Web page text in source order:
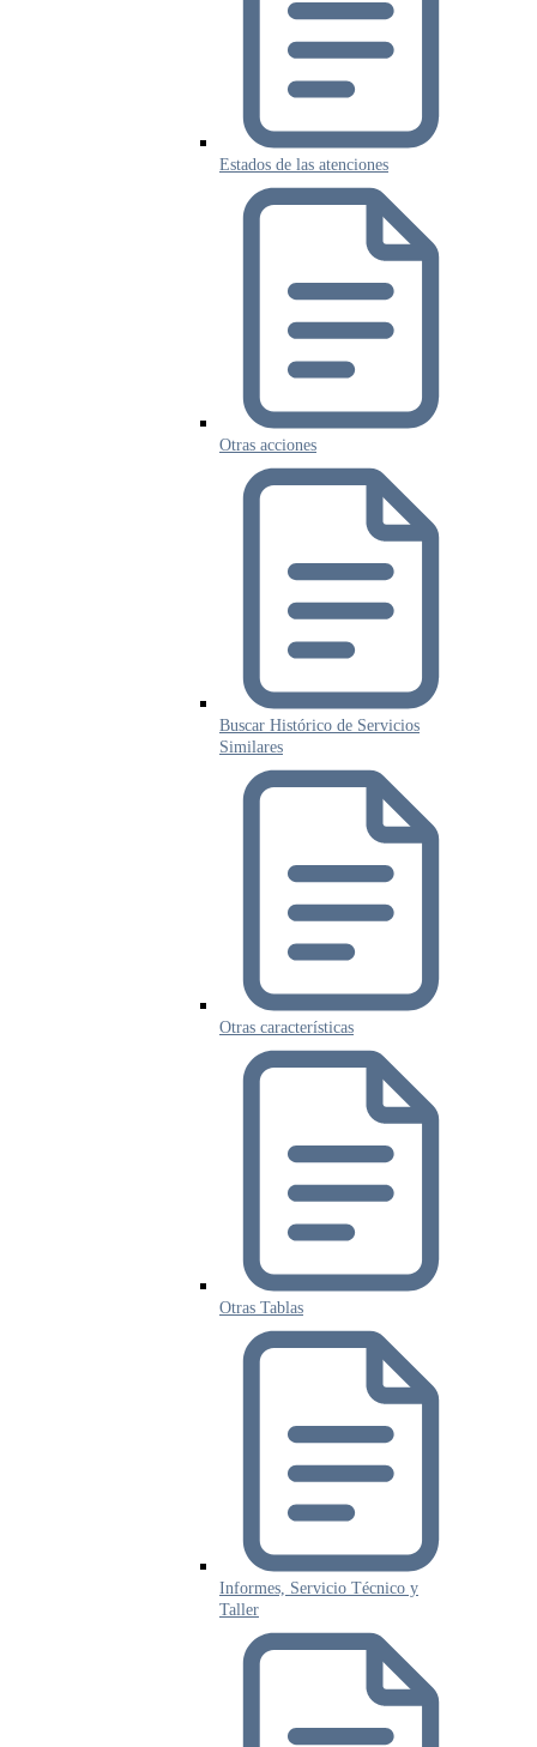
Estados de las atenciones
Otras acciones
Buscar Histórico de Servicios
Similares
Otras características
Otras Tablas
Informes, Servicio Técnico y
Taller